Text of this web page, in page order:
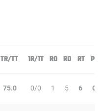
TR/TT 1R/1T RO RD RT PD
75.0 0/0 1 5 6 0